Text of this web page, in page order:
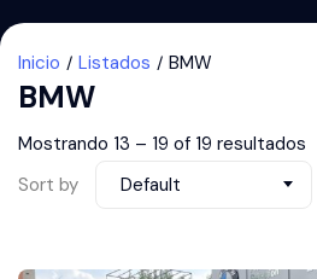
Inicio Listados BMW
BMW
Mostrando 13 – 19 of 19 resultados
Sort by
Default